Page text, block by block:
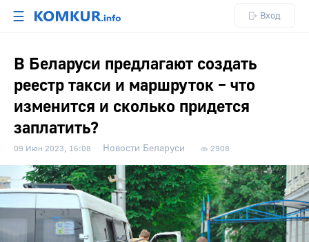
☰ Вход
В Беларуси предлагают создать
реестр такси и маршруток – что
изменится и сколько придется
заплатить?
09 Июн 2023, 16:08 Новости Беларуси 2908